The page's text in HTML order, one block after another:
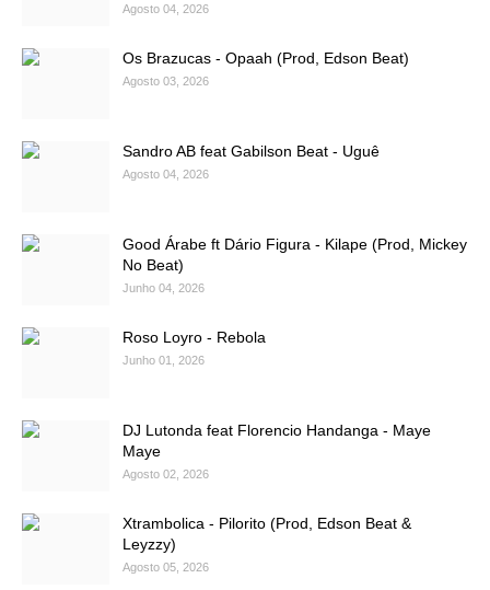
Agosto 04, 2026
Os Brazucas - Opaah (Prod, Edson Beat)
Agosto 03, 2026
Sandro AB feat Gabilson Beat - Uguê
Agosto 04, 2026
Good Árabe ft Dário Figura - Kilape (Prod, Mickey
No Beat)
Junho 04, 2026
Roso Loyro - Rebola
Junho 01, 2026
DJ Lutonda feat Florencio Handanga - Maye
Maye
Agosto 02, 2026
Xtrambolica - Pilorito (Prod, Edson Beat &
Leyzzy)
Agosto 05, 2026